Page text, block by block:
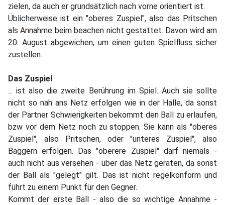
zielen, da auch er grundsätzlich nach vorne orientiert ist.
Üblicherweise ist ein "oberes Zuspiel", also das Pritschen
als Annahme beim beachen nicht gestattet. Davon wird am
20. August abgewichen, um einen guten Spielfluss sicher
zustellen.
Das Zuspiel
... ist also die zweite Berührung im Spiel. Auch sie sollte
nicht so nah ans Netz erfolgen wie in der Halle, da sonst
der Partner Schwierigkeiten bekommt den Ball zu erlaufen,
bzw vor dem Netz noch zu stoppen. Sie kann als "oberes
Zuspiel", also Pritschen, oder "unteres Zuspiel", also
Baggern erfolgen. Das "oberere Zuspiel" darf niemals -
auch nicht aus versehen - über das Netz geraten, da sonst
der Ball als "gelegt" gilt. Das ist nicht regelkonform und
führt zu einem Punkt für den Gegner.
Kommt der erste Ball - also die so wichtige Annahme -